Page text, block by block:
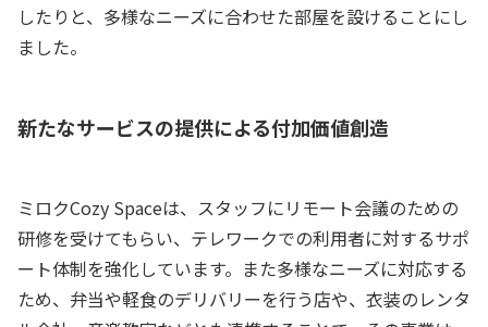
したりと、多様なニーズに合わせた部屋を設けることにし
ました。
新たなサービスの提供による付加価値創造
ミロクCozy Spaceは、スタッフにリモート会議のための
研修を受けてもらい、テレワークでの利用者に対するサポ
ート体制を強化しています。また多様なニーズに対応する
ため、弁当や軽食のデリバリーを行う店や、衣装のレンタ